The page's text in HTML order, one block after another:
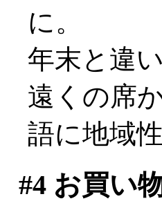
に。
年末と違
遠くの席
語に地域
#4お買い